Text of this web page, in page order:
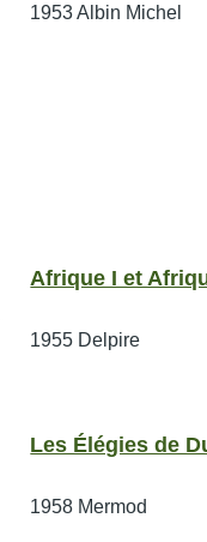
1953Albin Michel
Afrique I et
1955 Delpire
Les Élégies de
1958 Mermod